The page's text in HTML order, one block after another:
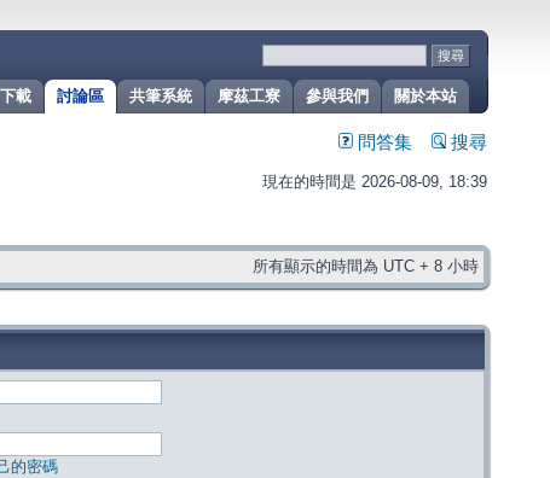
關於本站
參與我們
摩茲工寮
共筆系統
討論區
下載
問答集 搜尋
現在的時間是 2026-08-09, 18:39
所有顯示的時間為 UTC + 8 小時
的密碼